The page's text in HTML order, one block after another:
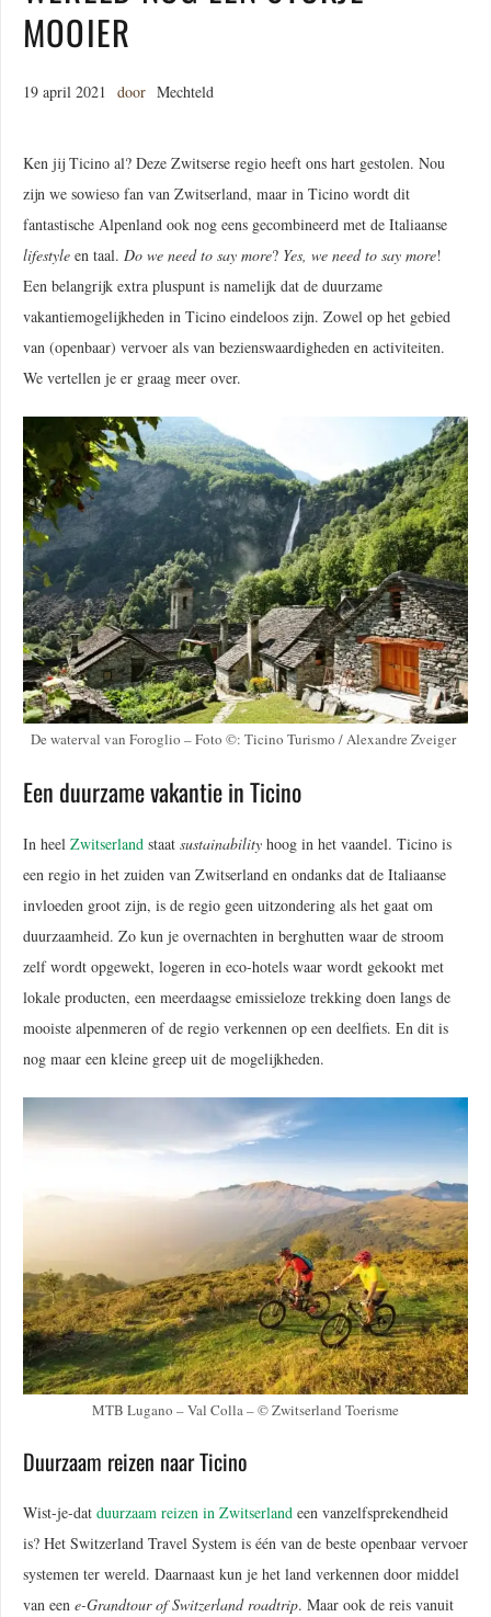
MOOIER
19 april 2021 door Mechteld
Ken jij Ticino al? Deze Zwitserse regio heeft ons hart gestolen. Nou
zijn we sowieso fan van Zwitserland, maar in Ticino wordt dit
fantastische Alpenland ook nog eens gecombineerd met de Italiaanse
lifestyle en taal. Do we need to say more? Yes, we need to say more!
Een belangrijk extra pluspunt is namelijk dat de duurzame
vakantiemogelijkheden in Ticino eindeloos zijn. Zowel op het gebied
van (openbaar) vervoer als van bezienswaardigheden en activiteiten.
We vertellen je er graag meer over.
De waterval van Foroglio – Foto ©: Ticino Turismo / Alexandre Zveiger
Een duurzame vakantie in Ticino
In heel Zwitserland staat sustainability hoog in het vaandel. Ticino is
een regio in het zuiden van Zwitserland en ondanks dat de Italiaanse
invloeden groot zijn, is de regio geen uitzondering als het gaat om
duurzaamheid. Zo kun je overnachten in berghutten waar de stroom
zelf wordt opgewekt, logeren in eco-hotels waar wordt gekookt met
lokale producten, een meerdaagse emissieloze trekking doen langs de
mooiste alpenmeren of de regio verkennen op een deelfiets. En dit is
nog maar een kleine greep uit de mogelijkheden.
MTB Lugano – Val Colla – © Zwitserland Toerisme
Duurzaam reizen naar Ticino
Wist-je-dat duurzaam reizen in Zwitserland een vanzelfsprekendheid
is? Het Switzerland Travel System is één van de beste openbaar vervoer
systemen ter wereld. Daarnaast kun je het land verkennen door middel
van een e-Grandtour of Switzerland roadtrip. Maar ook de reis vanuit